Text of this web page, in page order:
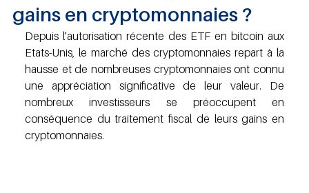
gains en cryptomonnaies ?
Depuis l'autorisation récente des ETF en bitcoin aux
Etats-Unis, le marché des cryptomonnaies repart à la
hausse et de nombreuses cryptomonnaies ont connu
une appréciation significative de leur valeur. De
nombreux investisseurs se préoccupent en
conséquence du traitement fiscal de leurs gains en
cryptomonnaies.